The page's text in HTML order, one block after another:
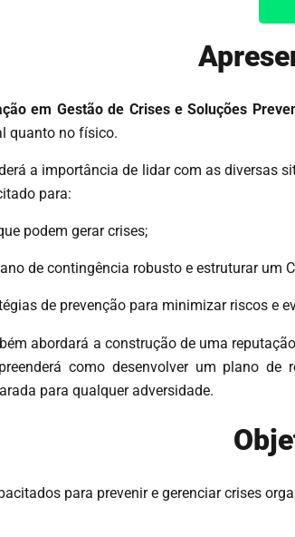
em Gestão de Crises e Soluções
quanto no físico.
a importância de lidar com as diversas
para:
podem gerar crises;
de contingência robusto e estruturar um
de prevenção para minimizar riscos e
abordará a construção de uma
como desenvolver um plano
para qualquer adversidade.
para prevenir e gerenciar crises